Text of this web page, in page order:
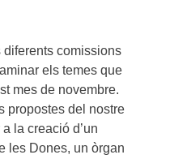
diferents comissions
els temes que
mes de novembre.
propostes del nostre
la creació d’un
les Dones, un òrgan